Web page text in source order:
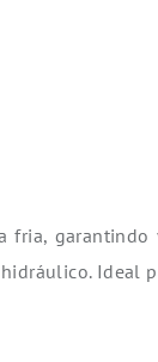
garantindo
Ideal